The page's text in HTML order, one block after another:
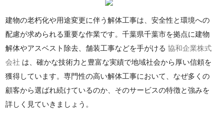
建物の老朽化や用途変更に伴う解体工事は、安全性と環境への
配慮が求められる重要な作業です。千葉県千葉市を拠点に建物
解体やアスベスト除去、舗装工事などを手がける協和企業株式
会社 は、確かな技術力と豊富な実績で地域社会から厚い信頼を
獲得しています。専門性の高い解体工事において、なぜ多くの
顧客から選ばれ続けているのか、そのサービスの特徴と強みを
詳しく見ていきましょう。